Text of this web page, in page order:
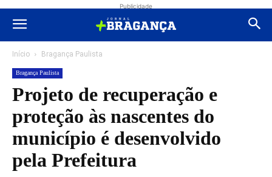
Publicidade
Início Bragança Paulista
Bragança Paulista
Projeto de recuperação e
proteção às nascentes do
município é desenvolvido
pela Prefeitura